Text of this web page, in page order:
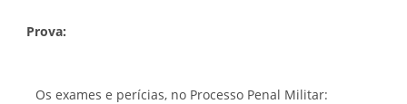
Prova:
Os exames e perícias, no Processo Penal Militar: